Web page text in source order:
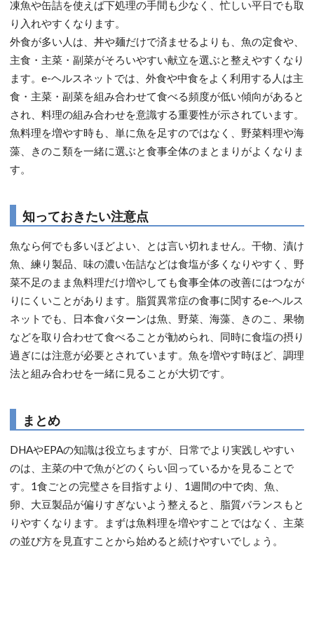
凍魚や缶詰を使えば下処理の手間も少なく、忙しい平日でも取
り入れやすくなります。
外食が多い人は、丼や麺だけで済ませるよりも、魚の定食や、
主食・主菜・副菜がそろいやすい献立を選ぶと整えやすくなり
ます。e-ヘルスネットでは、外食や中食をよく利用する人は主
食・主菜・副菜を組み合わせて食べる頻度が低い傾向があると
され、料理の組み合わせを意識する重要性が示されています。
魚料理を増やす時も、単に魚を足すのではなく、野菜料理や海
藻、きのこ類を一緒に選ぶと食事全体のまとまりがよくなりま
す。
知っておきたい注意点
魚なら何でも多いほどよい、とは言い切れません。干物、漬け
魚、練り製品、味の濃い缶詰などは食塩が多くなりやすく、野
菜不足のまま魚料理だけ増やしても食事全体の改善にはつなが
りにくいことがあります。脂質異常症の食事に関するe-ヘルス
ネットでも、日本食パターンは魚、野菜、海藻、きのこ、果物
などを取り合わせて食べることが勧められ、同時に食塩の摂り
過ぎには注意が必要とされています。魚を増やす時ほど、調理
法と組み合わせを一緒に見ることが大切です。
まとめ
DHAやEPAの知識は役立ちますが、日常でより実践しやすい
のは、主菜の中で魚がどのくらい回っているかを見ることで
す。1食ごとの完璧さを目指すより、1週間の中で肉、魚、
卵、大豆製品が偏りすぎないよう整えると、脂質バランスもと
りやすくなります。まずは魚料理を増やすことではなく、主菜
の並び方を見直すことから始めると続けやすいでしょう。